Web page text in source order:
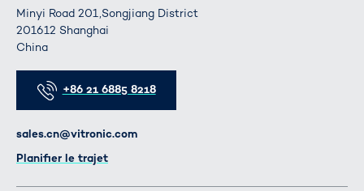
Minyi Road 201,Songjiang District
201612 Shanghai
China
Téléphone
+86 21 6885 8218
E-mail
sales.cn@vitronic.com
Itinéraire
Planifier le trajet